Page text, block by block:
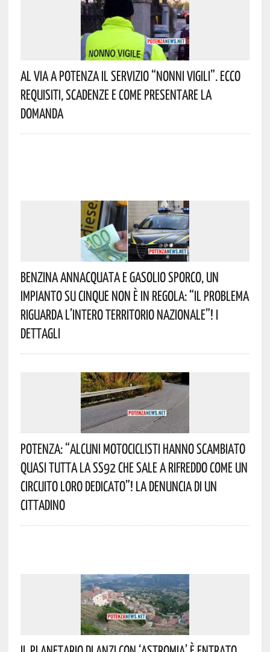
Al Via A Potenza Il Servizio “Nonni Vigili”. Ecco
Requisiti, Scadenze E Come Presentare La
Domanda
Benzina Annacquata E Gasolio Sporco, Un
Impianto Su Cinque Non È In Regola: “il Problema
Riguarda L’intero Territorio Nazionale”! I
Dettagli
Potenza: “alcuni Motociclisti Hanno Scambiato
Quasi Tutta La SS92 Che Sale A Rifreddo Come Un
Circuito Loro Dedicato”! La Denuncia Di Un
Cittadino